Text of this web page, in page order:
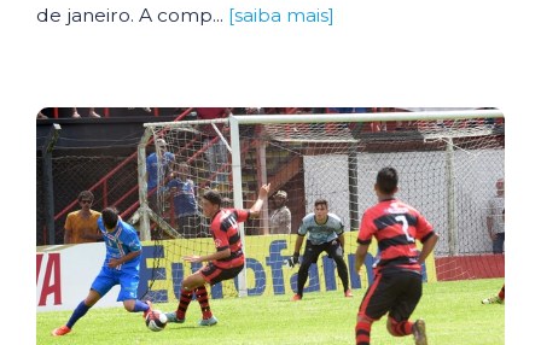
de janeiro. A comp... [saiba mais]